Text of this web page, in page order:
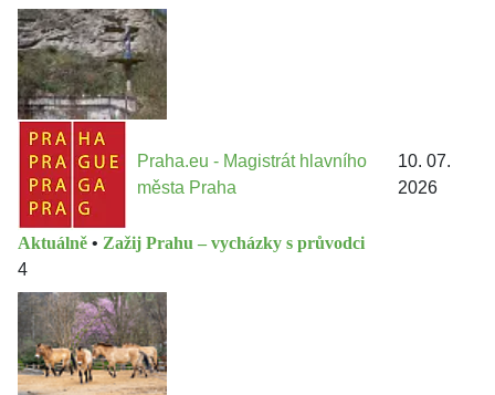
Praha.eu - Magistrát hlavního
města Praha
10. 07.
2026
Aktuálně • Zažij Prahu – vycházky s průvodci
4